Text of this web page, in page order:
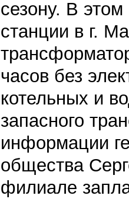
сезону. В этом
станции в г.
часов без
котельных и
запасного
информации
общества
филиале